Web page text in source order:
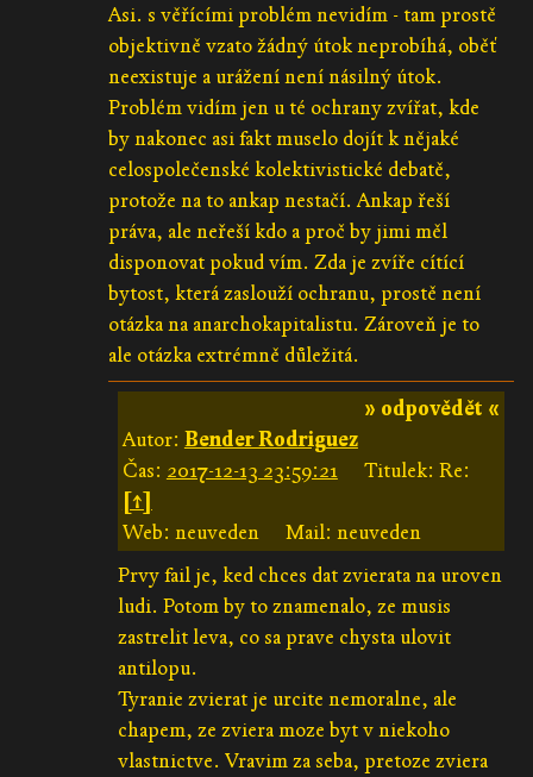
Asi. s věřícími problém nevidím - tam prostě
objektivně vzato žádný útok neprobíhá, oběť
neexistuje a urážení není násilný útok.
Problém vidím jen u té ochrany zvířat, kde
by nakonec asi fakt muselo dojít k nějaké
celospolečenské kolektivistické debatě,
protože na to ankap nestačí. Ankap řeší
práva, ale neřeší kdo a proč by jimi měl
disponovat pokud vím. Zda je zvíře cítící
bytost, která zaslouží ochranu, prostě není
otázka na anarchokapitalistu. Zároveň je to
ale otázka extrémně důležitá.
» odpovědět «
Autor: Bender Rodriguez
Čas: 2017-12-13 23:59:21
Titulek: Re:
[↑]
Web: neuveden
Mail: neuveden
Prvy fail je, ked chces dat zvierata na uroven
ludi. Potom by to znamenalo, ze musis
zastrelit leva, co sa prave chysta ulovit
antilopu.
Tyranie zvierat je urcite nemoralne, ale
chapem, ze zviera moze byt v niekoho
vlastnictve. Vravim za seba, pretoze zviera